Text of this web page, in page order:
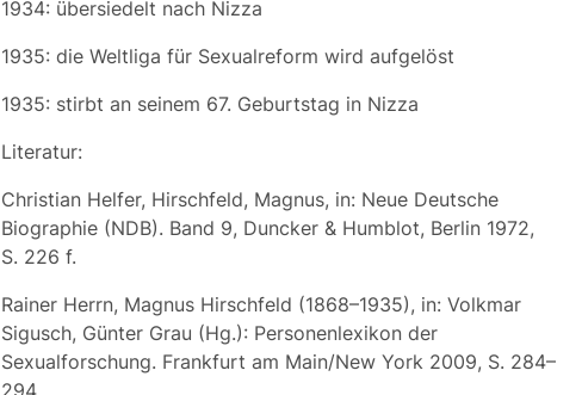
1934: übersiedelt nach Nizza
1935: die Weltliga für Sexualreform wird aufgelöst
1935: stirbt an seinem 67. Geburtstag in Nizza
Literatur:
Christian Helfer, Hirschfeld, Magnus, in: Neue Deutsche
Biographie (NDB). Band 9, Duncker & Humblot, Berlin 1972,
S. 226 f.
Rainer Herrn, Magnus Hirschfeld (1868–1935), in: Volkmar
Sigusch, Günter Grau (Hg.): Personenlexikon der
Sexualforschung. Frankfurt am Main/New York 2009, S. 284–
294